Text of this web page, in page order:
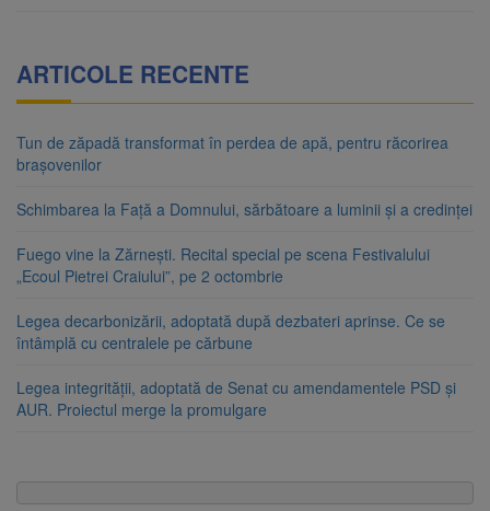
ARTICOLE RECENTE
Tun de zăpadă transformat în perdea de apă, pentru răcorirea
brașovenilor
Schimbarea la Față a Domnului, sărbătoare a luminii și a credinței
Fuego vine la Zărnești. Recital special pe scena Festivalului
„Ecoul Pietrei Craiului”, pe 2 octombrie
Legea decarbonizării, adoptată după dezbateri aprinse. Ce se
întâmplă cu centralele pe cărbune
Legea integrității, adoptată de Senat cu amendamentele PSD și
AUR. Proiectul merge la promulgare